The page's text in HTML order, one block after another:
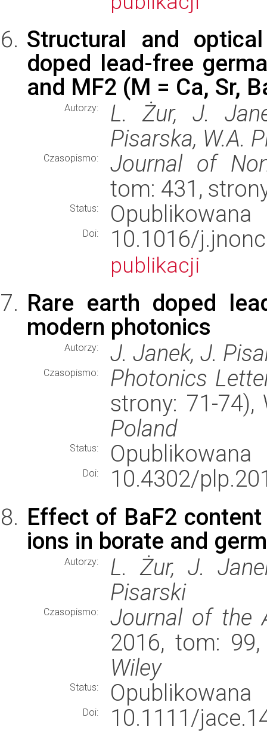
Structural and
doped lead-free
and MF2 (M = Ca, Sr,
Autorzy:
L. Żur, J.
Pisarska, W.A.
Czasopismo:
Journal of
tom: 431,
Status: Opublikowana
Doi: 10.1016/
publikacji
Rare earth doped
modern photonics
Autorzy: J. Janek, J.
Czasopismo:
Photonics
strony: 71-
Poland
Status: Opublikowana
Doi:
10.4302/
Effect of BaF2
ions in borate and
Autorzy:
L. Żur, J.
Pisarski
Czasopismo:
Journal of the
2016, tom:
Wiley
Status: Opublikowana
Doi:
10.1111/